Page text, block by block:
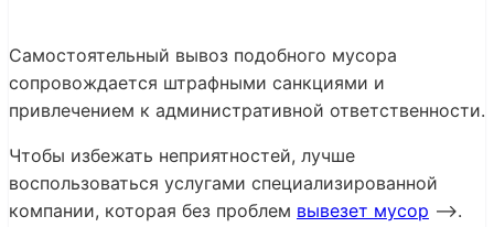
Самостоятельный вывоз подобного мусора
сопровождается штрафными санкциями и
привлечением к административной ответственности.
Чтобы избежать неприятностей, лучше
воспользоваться услугами специализированной
компании, которая без проблем вывезет мусор —>.